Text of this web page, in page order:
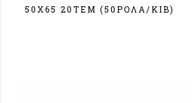
50X65 20ΤΕΜ (50ΡΟΛΑ/ΚΙΒ)